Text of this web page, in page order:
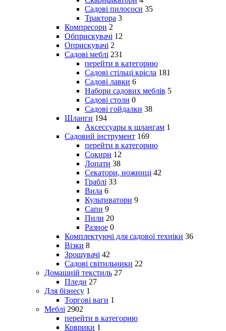
Садові пилососи 35
Трактора 3
Компресори 2
Обприскувачі 12
Оприскувачі 2
Садові меблі 231
перейти в категорию
Садові стільці крісла 181
Садові лавки 6
Набори садових меблів 5
Садові столи 0
Садові гойдалки 38
Шланги 194
Аксессуары к шлангам 1
Садовий інструмент 169
перейти в категорию
Сокири 12
Лопати 38
Секатори, ножниці 42
Граблі 33
Вила 6
Культиватори 9
Сапи 9
Пили 20
Разное 0
Комплектуючі для садової техніки 36
Візки 8
Зрошувачі 42
Садові світильники 22
Домашній текстиль 27
Пледи 27
Для бізнесу 1
Торгові ваги 1
Меблі 2902
перейти в категорию
Коврики 1